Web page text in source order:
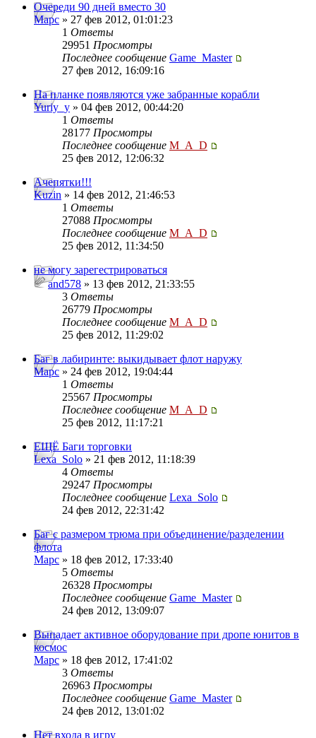
Очереди 90 дней вместо 30
Mapc » 27 фев 2012, 01:01:23
1 Ответы
29951 Просмотры
Последнее сообщение Game_Master
27 фев 2012, 16:09:16
На планке появляются уже забранные корабли
Yuriy_y » 04 фев 2012, 00:44:20
1 Ответы
28177 Просмотры
Последнее сообщение M_A_D
25 фев 2012, 12:06:32
Ачепятки!!!
Kuzin » 14 фев 2012, 21:46:53
1 Ответы
27088 Просмотры
Последнее сообщение M_A_D
25 фев 2012, 11:34:50
не могу зарегестрироваться
and578 » 13 фев 2012, 21:33:55
3 Ответы
26779 Просмотры
Последнее сообщение M_A_D
25 фев 2012, 11:29:02
Баг в лабиринте: выкидывает флот наружу
Mapc » 24 фев 2012, 19:04:44
1 Ответы
25567 Просмотры
Последнее сообщение M_A_D
25 фев 2012, 11:17:21
ЕЩЁ Баги торговки
Lexa_Solo » 21 фев 2012, 11:18:39
4 Ответы
29247 Просмотры
Последнее сообщение Lexa_Solo
24 фев 2012, 22:31:42
Баг с размером трюма при объединение/разделении
флота
Mapc » 18 фев 2012, 17:33:40
5 Ответы
26328 Просмотры
Последнее сообщение Game_Master
24 фев 2012, 13:09:07
Выпадает активное оборудование при дропе юнитов в
космос
Mapc » 18 фев 2012, 17:41:02
3 Ответы
26963 Просмотры
Последнее сообщение Game_Master
24 фев 2012, 13:01:02
Нет входа в игру